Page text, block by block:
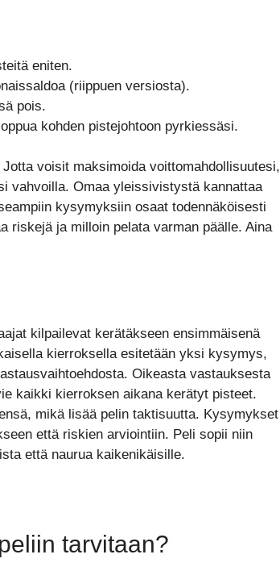
eniten.
(riippuen versiosta).
pois.
kohden pistejohtoon pyrkiessäsi.
Jotta voisit maksimoida voittomahdollisuutesi,
vahvoilla. Omaa yleissivistystä kannattaa
kysymyksiin osaat todennäköisesti
riskejä ja milloin pelata varman päälle. Aina
kilpailevat kerätäkseen ensimmäisenä
kierroksella esitetään yksi kysymys,
Oikeasta vastauksesta
kaikki kierroksen aikana kerätyt pisteet.
mikä lisää pelin taktisuutta. Kysymykset
että riskien arviointiin. Peli sopii niin
että naurua kaikenikäisille.
tarvitaan?